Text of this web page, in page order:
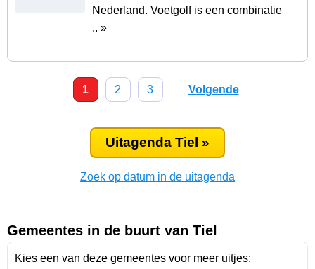
Nederland. Voetgolf is een combinatie
.. »
1 2 3 Volgende
Uitagenda Tiel »
Zoek op datum in de uitagenda
Gemeentes in de buurt van Tiel
Kies een van deze gemeentes voor meer uitjes: